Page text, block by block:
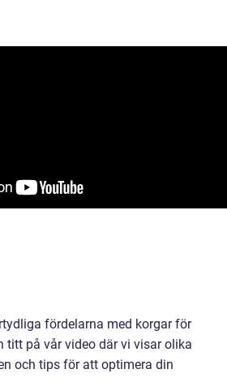
fördelarna med korgar för
titt på vår video där vi visar olika
och tips för att optimera din